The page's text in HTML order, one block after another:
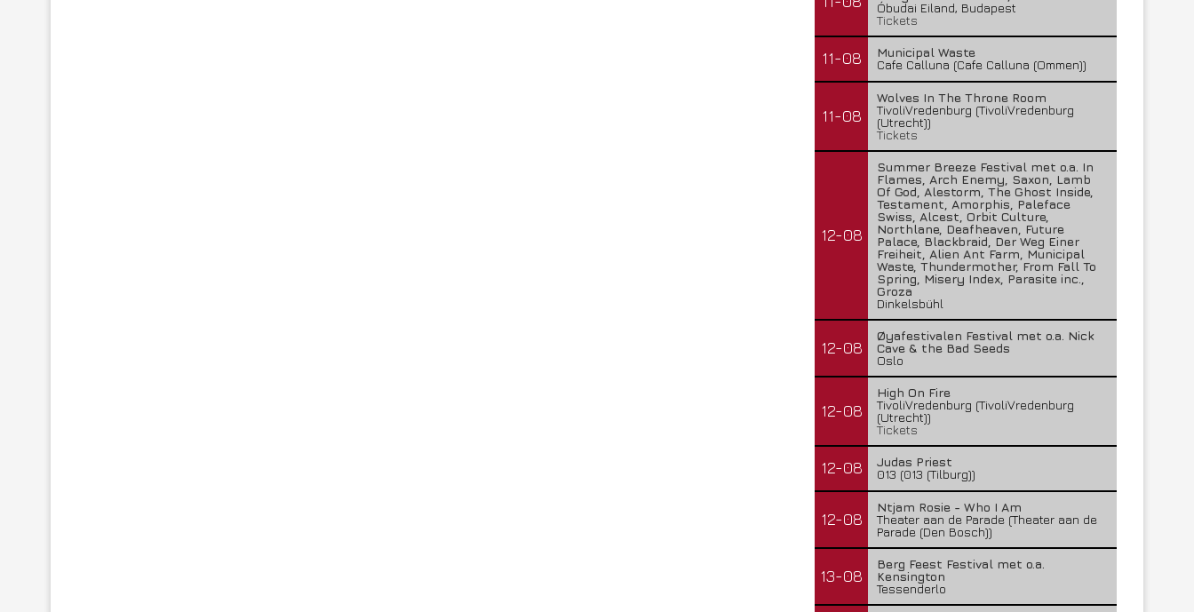
Óbudai Eiland, Budapest
Tickets
11-08
Municipal Waste
Cafe Calluna (Cafe Calluna (Ommen))
11-08
Wolves In The Throne Room
TivoliVredenburg (TivoliVredenburg
(Utrecht))
Tickets
12-08
Summer Breeze Festival met o.a. In
Flames, Arch Enemy, Saxon, Lamb
Of God, Alestorm, The Ghost Inside,
Testament, Amorphis, Paleface
Swiss, Alcest, Orbit Culture,
Northlane, Deafheaven, Future
Palace, Blackbraid, Der Weg Einer
Freiheit, Alien Ant Farm, Municipal
Waste, Thundermother, From Fall To
Spring, Misery Index, Parasite inc.,
Groza
Dinkelsbühl
12-08
Øyafestivalen Festival met o.a. Nick
Cave & the Bad Seeds
Oslo
12-08
High On Fire
TivoliVredenburg (TivoliVredenburg
(Utrecht))
Tickets
12-08
Judas Priest
013 (013 (Tilburg))
12-08
Ntjam Rosie - Who I Am
Theater aan de Parade (Theater aan de
Parade (Den Bosch))
13-08
Berg Feest Festival met o.a.
Kensington
Tessenderlo